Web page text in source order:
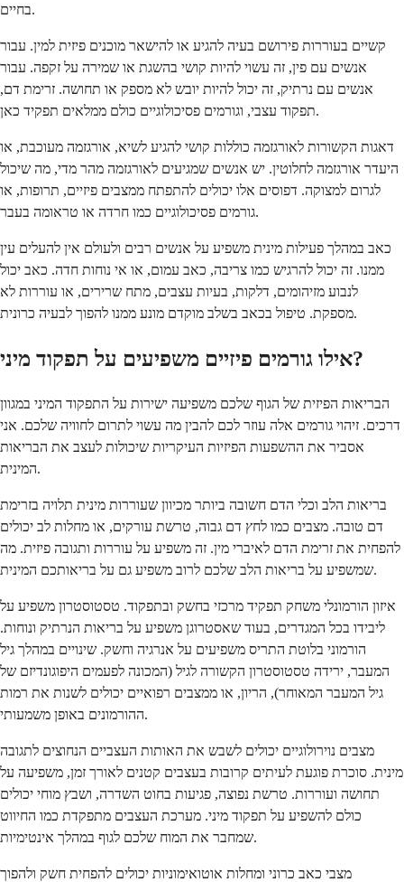
בחיים.
קשיים בעוררות פירושם בעיה להגיע או להישאר מוכנים פיזית למין. עבור
אנשים עם פין, זה עשוי להיות קושי בהשגת או שמירה על זקפה. עבור
אנשים עם נרתיק, זה יכול להיות יובש לא מספק או תחושה. זרימת דם,
תפקוד עצבי, וגורמים פסיכולוגיים כולם ממלאים תפקיד כאן.
דאגות הקשורות לאורגזמה כוללות קושי להגיע לשיא, אורגזמה מעוכבת, או
היעדר אורגזמה לחלוטין. יש אנשים שמגיעים לאורגזמה מהר מדי, מה שיכול
לגרום למצוקה. דפוסים אלו יכולים להתפתח ממצבים פיזיים, תרופות, או
גורמים פסיכולוגיים כמו חרדה או טראומה בעבר.
כאב במהלך פעילות מינית משפיע על אנשים רבים ולעולם אין להעלים עין
ממנו. זה יכול להרגיש כמו צריבה, כאב עמום, או אי נוחות חדה. כאב יכול
לנבוע מזיהומים, דלקות, בעיות עצבים, מתח שרירים, או עוררות לא
מספקת. טיפול בכאב בשלב מוקדם מונע ממנו להפוך לבעיה כרונית.
אילו גורמים פיזיים משפיעים על תפקוד מיני?
הבריאות הפיזית של הגוף שלכם משפיעה ישירות על התפקוד המיני במגוון
דרכים. זיהוי גורמים אלה עוזר לכם להבין מה עשוי לתרום לחוויה שלכם. אני
אסביר את ההשפעות הפיזיות העיקריות שיכולות לעצב את הבריאות
המינית.
בריאות הלב וכלי הדם חשובה ביותר מכיוון שעוררות מינית תלויה בזרימת
דם טובה. מצבים כמו לחץ דם גבוה, טרשת עורקים, או מחלות לב יכולים
להפחית את זרימת הדם לאיברי מין. זה משפיע על עוררות ותגובה פיזית. מה
שמשפיע על בריאות הלב שלכם לרוב משפיע גם על בריאותכם המינית.
איזון הורמונלי משחק תפקיד מרכזי בחשק ובתפקוד. טסטוסטרון משפיע על
ליבידו בכל המגדרים, בעוד שאסטרוגן משפיע על בריאות הנרתיק ונוחות.
הורמוני בלוטת התריס משפיעים על אנרגיה וחשק. שינויים במהלך גיל
המעבר, ירידה טסטוסטרון הקשורה לגיל (המכונה לפעמים היפוגונדיזם של
גיל המעבר המאוחר), הריון, או ממצבים רפואיים יכולים לשנות את רמות
ההורמונים באופן משמעותי.
מצבים נוירולוגיים יכולים לשבש את האותות העצביים הנחוצים לתגובה
מינית. סוכרת פוגעת לעיתים קרובות בעצבים קטנים לאורך זמן, משפיעה על
תחושה ועוררות. טרשת נפוצה, פגיעות בחוט השדרה, ושבץ מוחי יכולים
כולם להשפיע על תפקוד מיני. מערכת העצבים מתפקדת כמו החיווט
שמחבר את המוח שלכם לגוף במהלך אינטימיות.
מצבי כאב כרוני ומחלות אוטואימוניות יכולים להפחית חשק ולהפוך